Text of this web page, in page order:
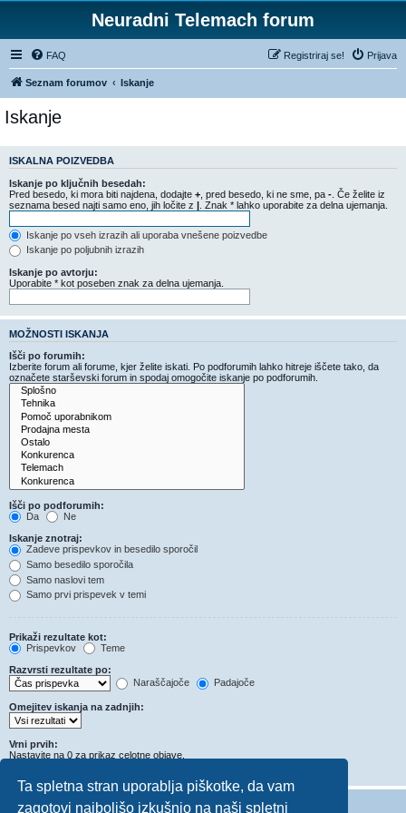
Ta spletna stran uporablja piškotke, da vam
zagotovi najboljšo izkušnjo na naši spletni
Neuradni Telemach forum
FAQ Prijava
Registriraj se!
Seznam forumov Iskanje
Iskanje
ISKALNA POIZVEDBA
Iskanje po ključnih besedah:
Pred besedo, ki mora biti najdena, dodajte + , pred besedo, ki ne sme, pa - . Če želite iz
seznama besed najti samo eno, jih ločite z | . Znak * lahko uporabite za delna ujemanja.
Iskanje po vseh izrazih ali uporaba vnešene poizvedbe
Iskanje po poljubnih izrazih
Iskanje po avtorju:
Uporabite * kot poseben znak za delna ujemanja.
MOŽNOSTI ISKANJA
Išči po forumih:
Izberite forum ali forume, kjer želite iskati. Po podforumih lahko hitreje iščete tako, da
označete starševski forum in spodaj omogočite iskanje po podforumih.
Išči po podforumih:
Da
Ne
Iskanje znotraj:
Zadeve prispevkov in besedilo sporočil
Samo besedilo sporočila
Samo naslovi tem
Samo prvi prispevek v temi
Prikaži rezultate kot:
Prispevkov
Teme
Razvrsti rezultate po:
Naraščajoče
Padajoče
Omejitev iskanja na zadnjih:
Vrni prvih:
Nastavite na 0 za prikaz celotne objave.